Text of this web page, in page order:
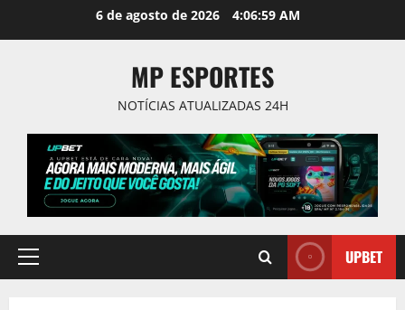
6 de agosto de 2026 4:06:59 AM
MP ESPORTES
NOTÍCIAS ATUALIZADAS 24H
Primary
UPBET